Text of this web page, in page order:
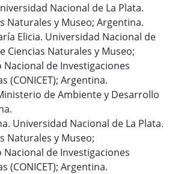
Nacional de La Plata.
Naturales y Museo; Argentina.
Elicia. Universidad Nacional de
Ciencias Naturales y Museo;
de Investigaciones
(CONICET); Argentina.
de Ambiente y Desarrollo
Universidad Nacional de La Plata.
Naturales y Museo;
de Investigaciones
(CONICET); Argentina.